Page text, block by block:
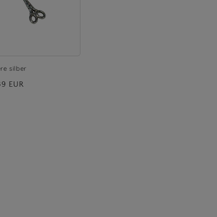
silber
EUR